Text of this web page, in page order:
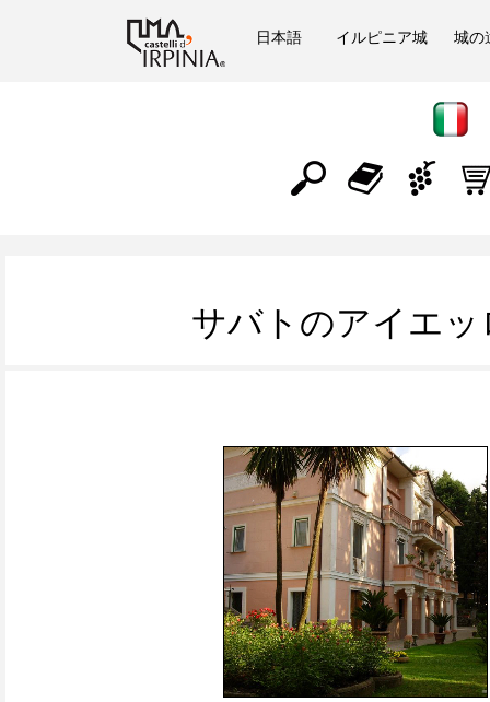
日本語 イルピニア城 城の
サバトのアイエッ